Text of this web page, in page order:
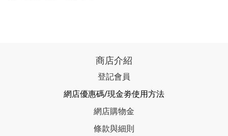
商店介紹
登記會員
網店優惠碼/現金劵使用方法
網店購物金
條款與細則